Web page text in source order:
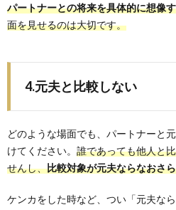
パートナーとの将来を具体的に想像
面を見せるのは大切です。
4.元夫と比較しない
どのような場面でも、パートナーと
けてください。 誰であっても他人と
せんし、比較対象が元夫ならなおさら
ケンカをした時など、つい「元夫な